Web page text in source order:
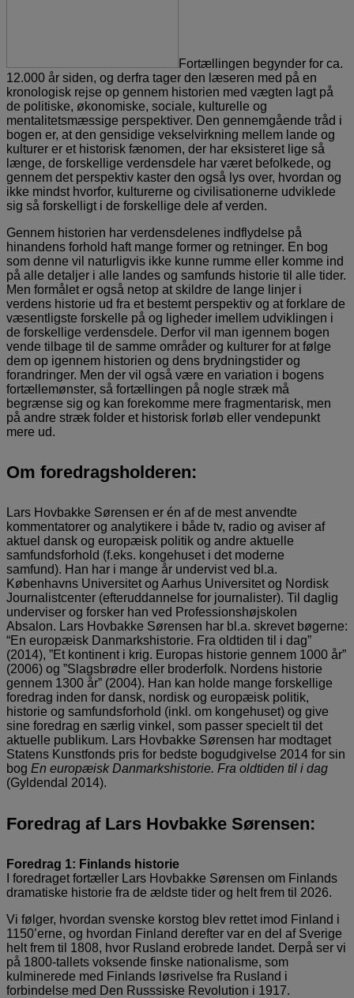
Fortællingen begynder for ca.
12.000 år siden, og derfra tager den læseren med på en
kronologisk rejse op gennem historien med vægten lagt på
de politiske, økonomiske, sociale, kulturelle og
mentalitetsmæssige perspektiver. Den gennemgående tråd i
bogen er, at den gensidige vekselvirkning mellem lande og
kulturer er et historisk fænomen, der har eksisteret lige så
længe, de forskellige verdensdele har været befolkede, og
gennem det perspektiv kaster den også lys over, hvordan og
ikke mindst hvorfor, kulturerne og civilisationerne udviklede
sig så forskelligt i de forskellige dele af verden.
Gennem historien har verdensdelenes indflydelse på
hinandens forhold haft mange former og retninger. En bog
som denne vil naturligvis ikke kunne rumme eller komme ind
på alle detaljer i alle landes og samfunds historie til alle tider.
Men formålet er også netop at skildre de lange linjer i
verdens historie ud fra et bestemt perspektiv og at forklare de
væsentligste forskelle på og ligheder imellem udviklingen i
de forskellige verdensdele. Derfor vil man igennem bogen
vende tilbage til de samme områder og kulturer for at følge
dem op igennem historien og dens brydningstider og
forandringer. Men der vil også være en variation i bogens
fortællemønster, så fortællingen på nogle stræk må
begrænse sig og kan forekomme mere fragmentarisk, men
på andre stræk folder et historisk forløb eller vendepunkt
mere ud.
Om foredragsholderen:
Lars Hovbakke Sørensen er én af de mest anvendte
kommentatorer og analytikere i både tv, radio og aviser af
aktuel dansk og europæisk politik og andre aktuelle
samfundsforhold (f.eks. kongehuset i det moderne
samfund). Han har i mange år undervist ved bl.a.
Københavns Universitet og Aarhus Universitet og Nordisk
Journalistcenter (efteruddannelse for journalister). Til daglig
underviser og forsker han ved Professionshøjskolen
Absalon. Lars Hovbakke Sørensen har bl.a. skrevet bøgerne:
“En europæisk Danmarkshistorie. Fra oldtiden til i dag”
(2014), ”Et kontinent i krig. Europas historie gennem 1000 år”
(2006) og ”Slagsbrødre eller broderfolk. Nordens historie
gennem 1300 år” (2004). Han kan holde mange forskellige
foredrag inden for dansk, nordisk og europæisk politik,
historie og samfundsforhold (inkl. om kongehuset) og give
sine foredrag en særlig vinkel, som passer specielt til det
aktuelle publikum. Lars Hovbakke Sørensen har modtaget
Statens Kunstfonds pris for bedste bogudgivelse 2014 for sin
bog En europæisk Danmarkshistorie. Fra oldtiden til i dag
(Gyldendal 2014).
Foredrag af Lars Hovbakke Sørensen:
Foredrag 1: Finlands historie
I foredraget fortæller Lars Hovbakke Sørensen om Finlands
dramatiske historie fra de ældste tider og helt frem til 2026.
Vi følger, hvordan svenske korstog blev rettet imod Finland i
1150’erne, og hvordan Finland derefter var en del af Sverige
helt frem til 1808, hvor Rusland erobrede landet. Derpå ser vi
på 1800-tallets voksende finske nationalisme, som
kulminerede med Finlands løsrivelse fra Rusland i
forbindelse med Den Russsiske Revolution i 1917.